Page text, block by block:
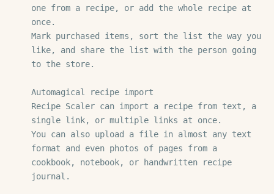
one from a recipe, or add the whole recipe at
once.
Mark purchased items, sort the list the way you
like, and share the list with the person going
to the store.
Automagical recipe import
Recipe Scaler can import a recipe from text, a
single link, or multiple links at once.
You can also upload a file in almost any text
format and even photos of pages from a
cookbook, notebook, or handwritten recipe
journal.